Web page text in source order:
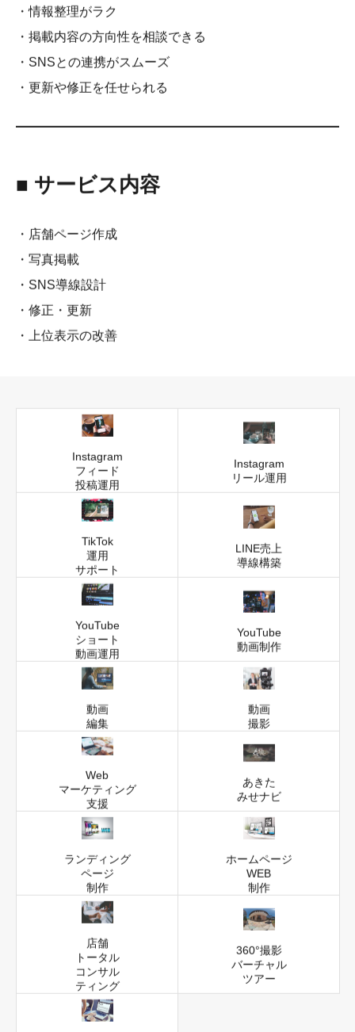
・情報整理がラク
・掲載内容の方向性を相談できる
・SNSとの連携がスムーズ
・更新や修正を任せられる
■ サービス内容
・店舗ページ作成
・写真掲載
・SNS導線設計
・修正・更新
・上位表示の改善
Instagram
フィード
投稿運用
Instagram
リール運用
TikTok
運用
サポート
LINE売上
導線構築
YouTube
ショート
動画運用
YouTube
動画制作
動画
編集
動画
撮影
Web
マーケティング
支援
あきた
みせナビ
ランディング
ページ
制作
ホームページ
WEB
制作
店舗
トータル
コンサル
ティング
360°撮影
バーチャル
ツアー